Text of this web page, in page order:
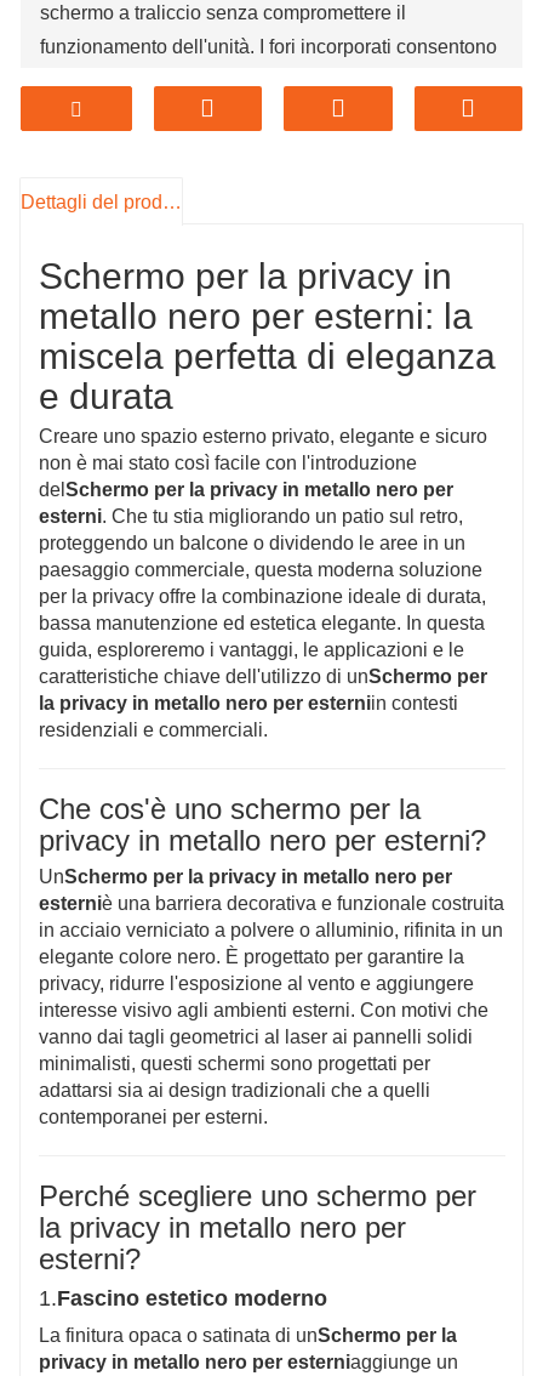
schermo a traliccio senza compromettere il
funzionamento dell'unità. I fori incorporati consentono
sentire te e i tuoi ospiti a casa con questo design
privacy è un buon rivestimento per prevenire la
privacy ha un supporto che può essere gratuito. Lo
schermo per la privacy è adatto per la decorazione e
la protezione della privacy. Il motivo in metallo cavo è
un ottimo schermo decorativo.
Dettagli del prodotto
Schermo per la privacy in
metallo nero per esterni: la
miscela perfetta di eleganza
e durata
Creare uno spazio esterno privato, elegante e sicuro
non è mai stato così facile con l'introduzione
del Schermo per la privacy in metallo nero per
esterni. Che tu stia migliorando un patio sul retro,
proteggendo un balcone o dividendo le aree in un
paesaggio commerciale, questa moderna soluzione
per la privacy offre la combinazione ideale di durata,
bassa manutenzione ed estetica elegante. In questa
guida, esploreremo i vantaggi, le applicazioni e le
caratteristiche chiave dell'utilizzo di unSchermo per
la privacy in metallo nero per esterniin contesti
residenziali e commerciali.
Che cos'è uno schermo per la
privacy in metallo nero per esterni?
UnSchermo per la privacy in metallo nero per
esterniè una barriera decorativa e funzionale costruita
in acciaio verniciato a polvere o alluminio, rifinita in un
elegante colore nero. È progettato per garantire la
privacy, ridurre l'esposizione al vento e aggiungere
interesse visivo agli ambienti esterni. Con motivi che
vanno dai tagli geometrici al laser ai pannelli solidi
minimalisti, questi schermi sono progettati per
adattarsi sia ai design tradizionali che a quelli
contemporanei per esterni.
Perché scegliere uno schermo per
la privacy in metallo nero per
esterni?
1.Fascino estetico moderno
La finitura opaca o satinata di unSchermo per la
privacy in metallo nero per esterniaggiunge un